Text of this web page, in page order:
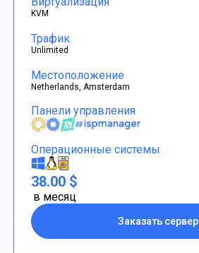
KVM
Трафик
Unlimited
Местоположение
Netherlands, Amsterdam
Панели управления
Операционные системы
38.00 $
в месяц
Заказать сервер